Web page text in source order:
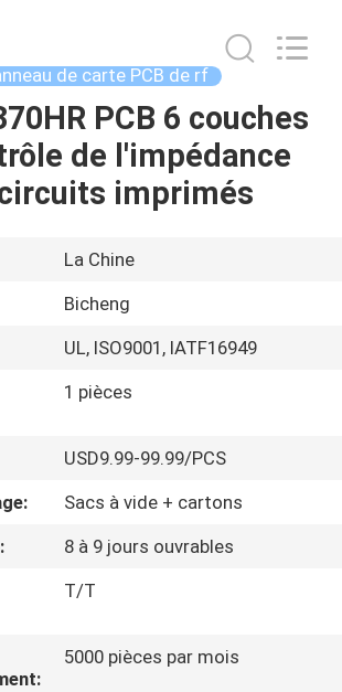
de carte PCB de rf
PCB 6 couches
de l'impédance
imprimés
La Chine
Bicheng
UL, ISO9001, IATF16949
1 pièces
USD9.99-99.99/PCS
Sacs à vide + cartons
8 à 9 jours ouvrables
T/T
5000 pièces par mois